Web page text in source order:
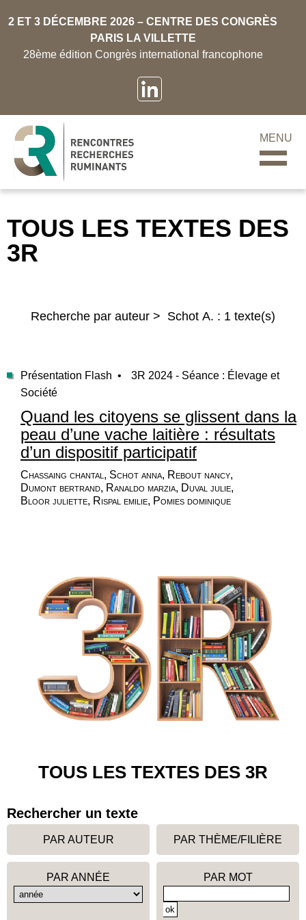
2 ET 3 DÉCEMBRE 2026 – CENTRE DES CONGRÈS
PARIS LA VILLETTE
28ème édition Congrès international francophone
MENU
TOUS LES TEXTES DES
3R
Recherche par auteur > Schot A. : 1 texte(s)
Présentation Flash •
3R 2024 - Séance : Élevage et
Société
Quand les citoyens se glissent dans la
peau d’une vache laitière : résultats
d’un dispositif participatif
Chassaing chantal, Schot anna, Rebout nancy,
Dumont bertrand, Ranaldo marzia, Duval julie,
Bloor juliette, Rispal emilie, Pomies dominique
TOUS LES TEXTES DES 3R
Rechercher un texte
PAR AUTEUR PAR THÈME/FILIÈRE
PAR ANNÉE PAR MOT